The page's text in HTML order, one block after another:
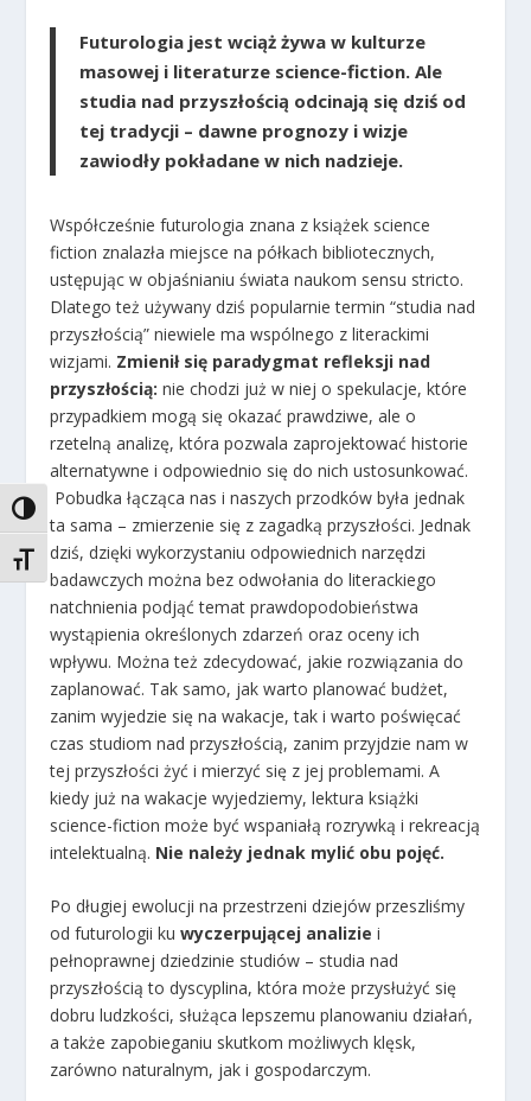
TOGGLE HIGH CONTRAST
TOGGLE FONT SIZE
Futurologia jest wciąż żywa w kulturze
masowej i literaturze science-fiction. Ale
studia nad przyszłością odcinają się dziś od
tej tradycji – dawne prognozy i wizje
zawiodły pokładane w nich nadzieje.
Współcześnie futurologia znana z książek science
fiction znalazła miejsce na półkach bibliotecznych,
ustępując w objaśnianiu świata naukom sensu stricto.
Dlatego też używany dziś popularnie termin “studia nad
przyszłością” niewiele ma wspólnego z literackimi
wizjami. Zmienił się paradygmat refleksji nad
przyszłością: nie chodzi już w niej o spekulacje, które
przypadkiem mogą się okazać prawdziwe, ale o
rzetelną analizę, która pozwala zaprojektować historie
alternatywne i odpowiednio się do nich ustosunkować.
Pobudka łącząca nas i naszych przodków była jednak
ta sama – zmierzenie się z zagadką przyszłości. Jednak
dziś, dzięki wykorzystaniu odpowiednich narzędzi
badawczych można bez odwołania do literackiego
natchnienia podjąć temat prawdopodobieństwa
wystąpienia określonych zdarzeń oraz oceny ich
wpływu. Można też zdecydować, jakie rozwiązania do
zaplanować. Tak samo, jak warto planować budżet,
zanim wyjedzie się na wakacje, tak i warto poświęcać
czas studiom nad przyszłością, zanim przyjdzie nam w
tej przyszłości żyć i mierzyć się z jej problemami. A
kiedy już na wakacje wyjedziemy, lektura książki
science-fiction może być wspaniałą rozrywką i rekreacją
intelektualną. Nie należy jednak mylić obu pojęć.
Po długiej ewolucji na przestrzeni dziejów przeszliśmy
od futurologii kuwyczerpującej analizie i
pełnoprawnej dziedzinie studiów – studia nad
przyszłością to dyscyplina, która może przysłużyć się
dobru ludzkości, służąca lepszemu planowaniu działań,
a także zapobieganiu skutkom możliwych klęsk,
zarówno naturalnym, jak i gospodarczym.